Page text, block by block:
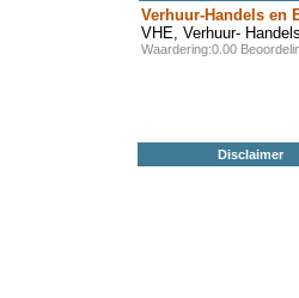
Verhuur-Handels en
VHE, Verhuur-
Waardering:0.00
Disclaimer